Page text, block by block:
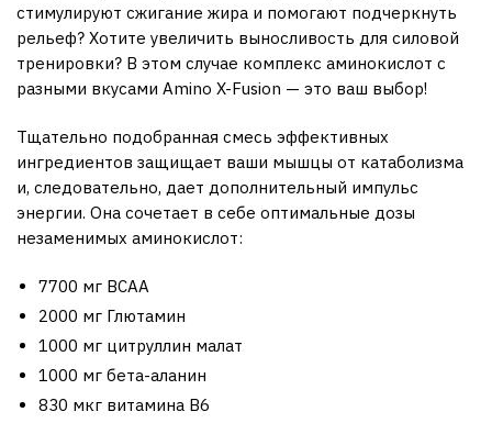
стимулируют сжигание жира и помогают подчеркнуть
рельеф? Хотите увеличить выносливость для силовой
тренировки? В этом случае комплекс аминокислот с
разными вкусами Amino X-Fusion — это ваш выбор!
Тщательно подобранная смесь эффективных
ингредиентов защищает ваши мышцы от катаболизма
и, следовательно, дает дополнительный импульс
энергии. Она сочетает в себе оптимальные дозы
незаменимых аминокислот:
7700 мг BCAA
2000 мг Глютамин
1000 мг цитруллин малат
1000 мг бета-аланин
830 мкг витамина В6